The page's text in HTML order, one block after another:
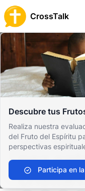
CrossTalk
Descubre tus
Realiza nuestra
del Fruto del Espíritu
perspectivas
Participa en
Inicio
Archivo de
Eventos y
Símbolos
¿Cómo se
¿Cómo
uso del
pez